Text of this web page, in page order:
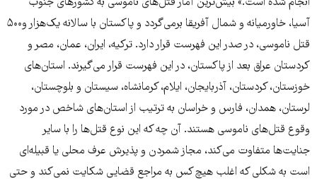
آسیا، خاورمیانه و شمال آفریقا برمی‌گردد و پاکستان با سالانه یک‌هزار و۵۰۰
قتل ناموسی، در صدر این فهرست قرار دارد. ترکیه، ایران، عمان، مصر و
کردستان عراق بعد از پاکستان، در این فهرست قرار می‌گیرند. استان‌های
خوزستان، کردستان، آذربایجان، ایلام، کرمانشاه، سیستان و بلوچستان،
لرستان، همدان، فارس و خراسان به ترتیب از استان‌های شاخص در مورد
وقوع قتل‌های ناموسی هستند. آن چه که این نوع قتل‌ها را با سایر
جنایت‌ها متفاوت می‌کند، مجاز شمردن و پذیرش عرف محلی یا قبیله‌ای
است به شکلی که اغلب هیچ کس به مراجع قضایی شکایت نمی‌کند و حتی